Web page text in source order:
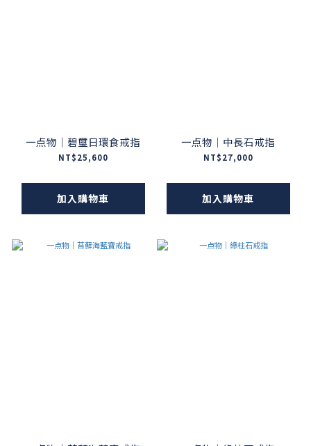
一点物｜碧璽日環食戒指
NT$25,600
加入購物車
一点物｜中長石戒指
NT$27,000
加入購物車